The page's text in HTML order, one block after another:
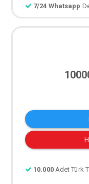
7/24 Whatsapp
10.000 Adet Türk